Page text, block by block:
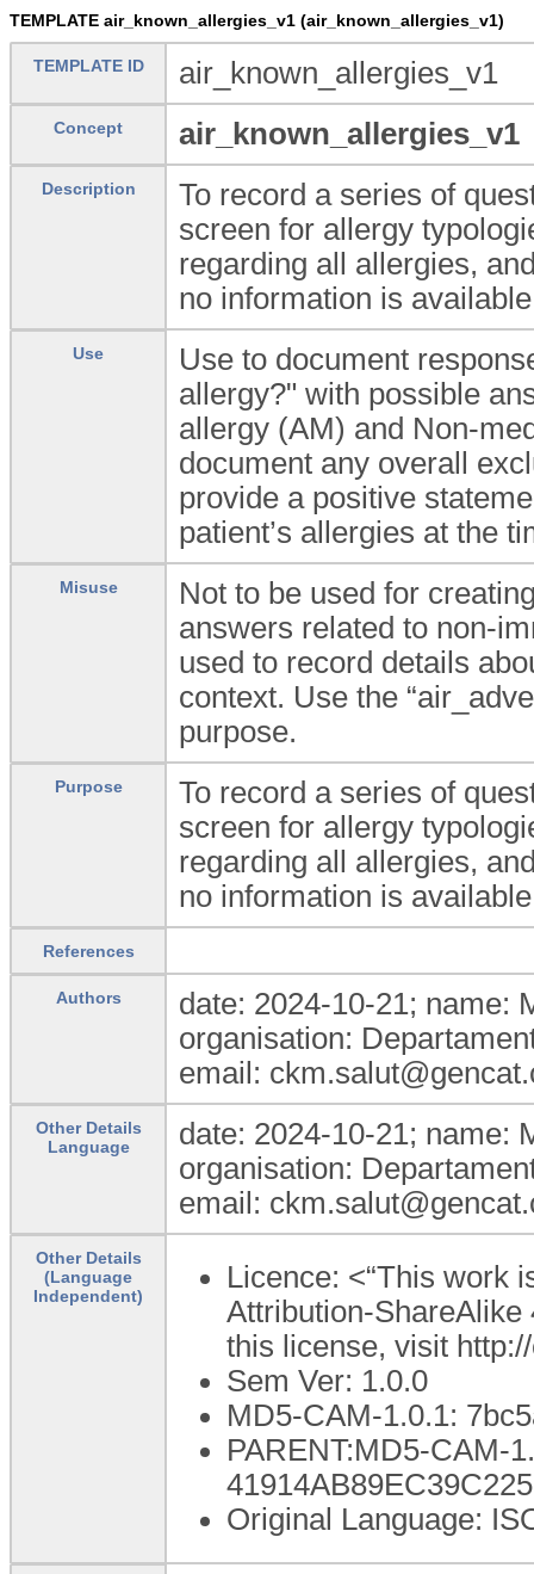
TEMPLATE air_known_allergies_v1 (air_known_allergies_v1)
TEMPLATE ID air_known_allergies_v1
Concept air_known_allergies_v1
Description
To record a series of
screen for allergy
regarding all allergies,
no information is
Use
Use to document
allergy?" with possible
allergy (AM) and Non-
document any overall
provide a positive
patient’s allergies at the
Misuse
Not to be used for
answers related to non-
used to record details
context. Use the
purpose.
Purpose
To record a series of
screen for allergy
regarding all allergies,
no information is
References
Authors
date: 2024-10-21; name:
organisation:
email:
Other Details
Language
date: 2024-10-21; name:
organisation:
email:
Other Details
(Language
Independent)
Licence: <“This work
Attribution-ShareAlike
this license, visit
Sem Ver: 1.0.0
MD5-CAM-1.0.1:
PARENT:MD5-CAM-
Original Language: